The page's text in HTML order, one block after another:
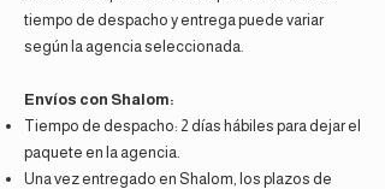
tiempo de despacho y entrega puede variar
según la agencia seleccionada.
Envíos con Shalom:
Tiempo de despacho: 2 días hábiles para dejar el
paquete en la agencia.
Una vez entregado en Shalom, los plazos de